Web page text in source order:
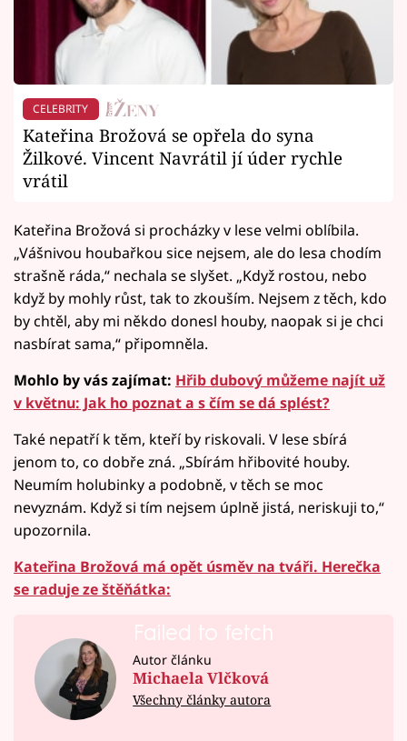
CELEBRITY
Kateřina Brožová se opřela do syna
Žilkové. Vincent Navrátil jí úder rychle
vrátil
Kateřina Brožová si procházky v lese velmi oblíbila.
„Vášnivou houbařkou sice nejsem, ale do lesa chodím
strašně ráda,“ nechala se slyšet. „Když rostou, nebo
když by mohly růst, tak to zkouším. Nejsem z těch, kdo
by chtěl, aby mi někdo donesl houby, naopak si je chci
nasbírat sama,“ připomněla.
Mohlo by vás zajímat: Hřib dubový můžeme najít už
v květnu: Jak ho poznat a s čím se dá splést?
Také nepatří k těm, kteří by riskovali. V lese sbírá
jenom to, co dobře zná. „Sbírám hřibovité houby.
Neumím holubinky a podobně, v těch se moc
nevyznám. Když si tím nejsem úplně jistá, neriskuji to,“
upozornila.
Kateřina Brožová má opět úsměv na tváři. Herečka
se raduje ze štěňátka:
Failed to fetch
Autor článku
Michaela Vlčková
Všechny články autora